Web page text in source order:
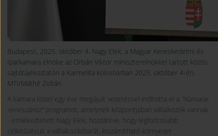
Budapest, 2025. október 4. Nagy Elek, a Magyar Kereskedelmi és
Iparkamara elnöke az Orbán Viktor miniszterelnökkel tartott közös
sajtótájékoztatón a Karmelita kolostorban 2025. október 4-én.
MTI/Máthé Zoltán
A kamara közel egy éve megújult vezetéssel indította el a "Kamarai
reneszánsz"programot, amelynek központjában vállalkozók vannak
- emlékeztetett Nagy Elek, hozzátéve, hogy legfontosabb
célkitűzésük a vállalkozásbarát, kiszámítható környezet